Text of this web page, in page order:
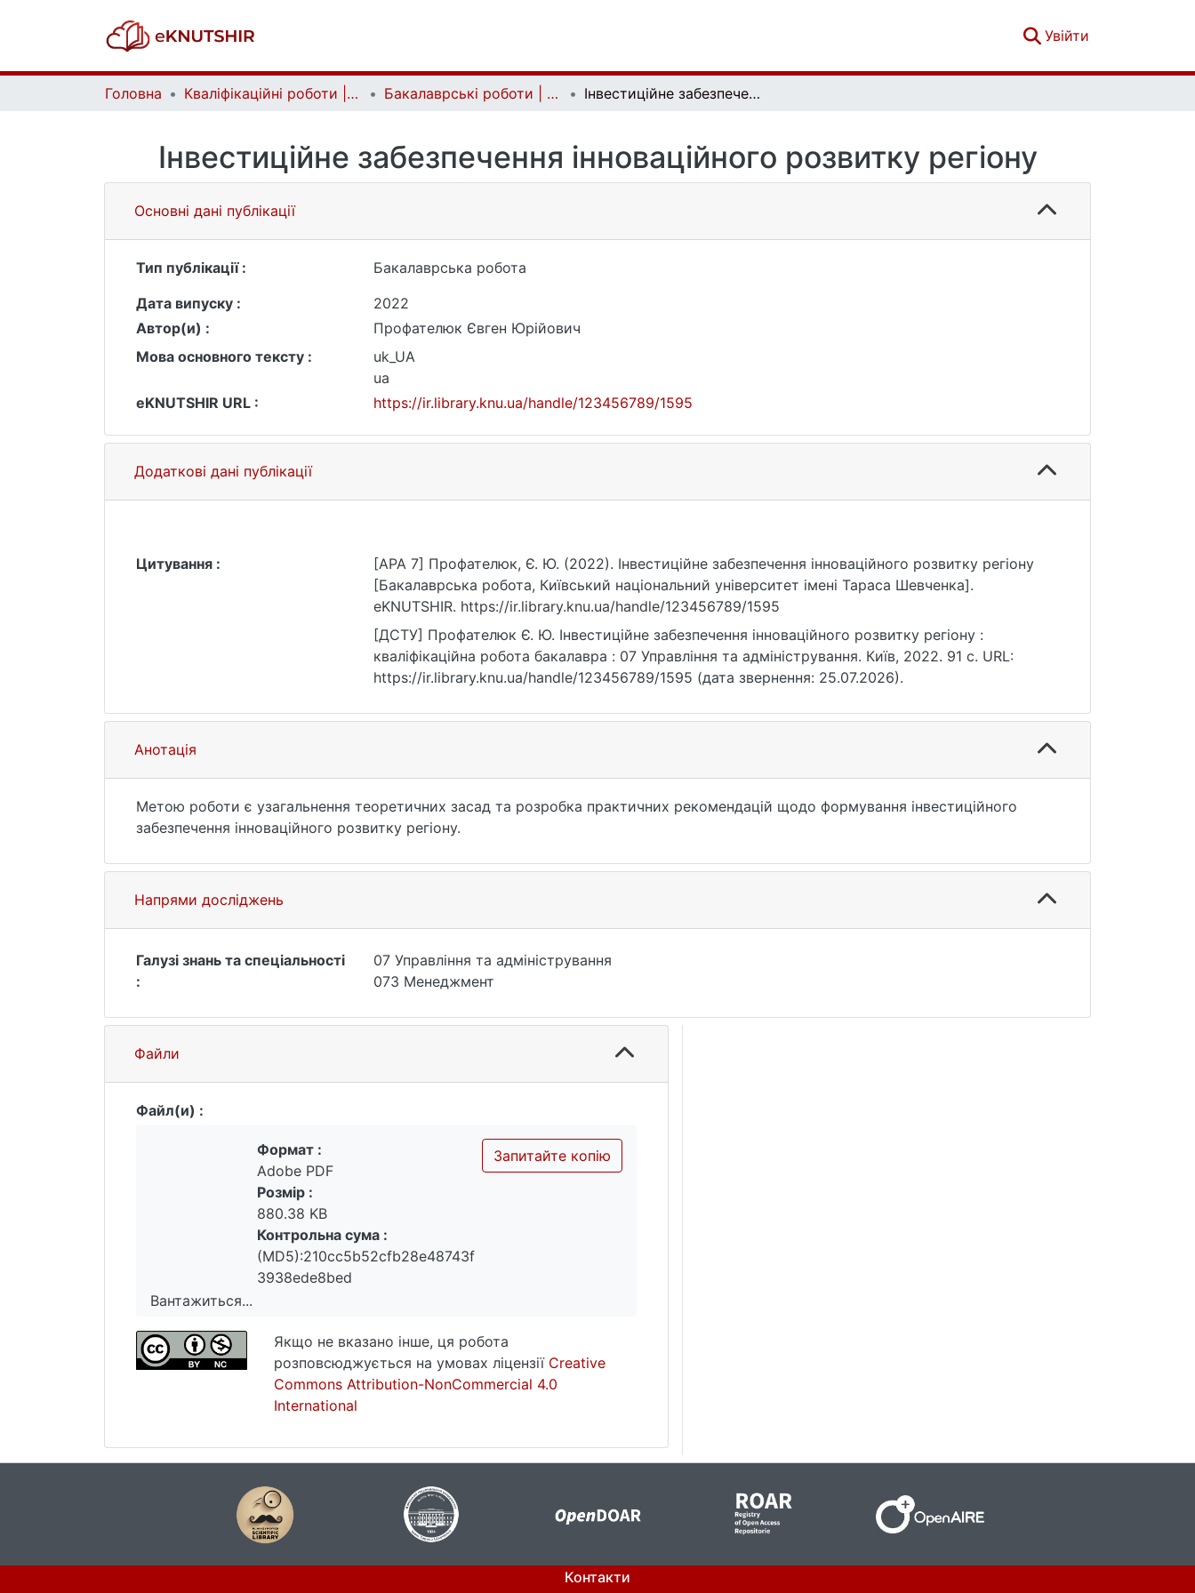
Увійти
Головна Кваліфікаційні роботи | Qualifying works Бакалаврські роботи | Bachelor theses Інвестиційне забезпечення інноваційного розвитку регіону
Інвестиційне забезпечення інноваційного розвитку регіону
Основні дані публікації
Тип публікації :
Бакалаврська робота
Дата випуску :
2022
Автор(и) :
Профателюк Євген Юрійович
Мова основного тексту :
uk_UA
ua
eKNUTSHIR URL :
https://ir.library.knu.ua/handle/123456789/1595
Додаткові дані публікації
Цитування :
[APA 7] Профателюк, Є. Ю. (2022). Інвестиційне забезпечення інноваційного розвитку регіону
[Бакалаврська робота, Київський національний університет імені Тараса Шевченка].
eKNUTSHIR. https://ir.library.knu.ua/handle/123456789/1595
[ДСТУ] Профателюк Є. Ю. Інвестиційне забезпечення інноваційного розвитку регіону :
кваліфікаційна робота бакалавра : 07 Управління та адміністрування. Київ, 2022. 91 с. URL:
https://ir.library.knu.ua/handle/123456789/1595 (дата звернення: 25.07.2026).
Анотація
Метою роботи є узагальнення теоретичних засад та розробка практичних рекомендацій щодо формування інвестиційного
забезпечення інноваційного розвитку регіону.
Напрями досліджень
Галузі знань та спеціальності
:
07 Управління та адміністрування
073 Менеджмент
Файли
Файл(и) :
Вантажиться...
Вантажиться...
Запитайте копію
Формат :
Adobe PDF
Розмір :
880.38 KB
Контрольна сума :
(MD5):210cc5b52cfb28e48743f
3938ede8bed
Якщо не вказано інше, ця робота
розповсюджується на умовах ліцензії Creative
Commons Attribution-NonCommercial 4.0
International
Контакти